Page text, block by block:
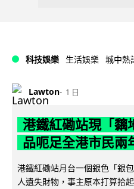
科技娛樂 生活娛樂 城中熱
Lawton 1 日
港鐵紅磡站現「黐
品呃足全港市民兩
港鐵紅磡站月台一個銀色「銀
人遺失財物，事主原本打算拾